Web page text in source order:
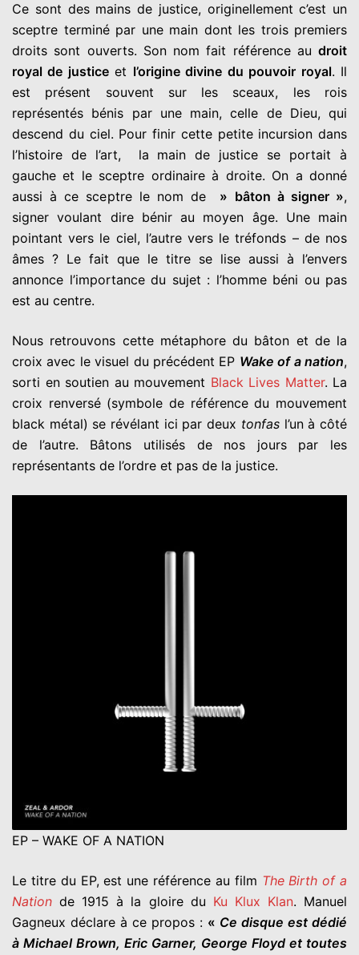
Ce sont des mains de justice, originellement c’est un
sceptre terminé par une main dont les trois premiers
droits sont ouverts. Son nom fait référence au droit
royal de justiceet l’origine divine du pouvoir royal. Il
est présent souvent sur les sceaux, les rois
représentés bénis par une main, celle de Dieu, qui
descend du ciel. Pour finir cette petite incursion dans
l’histoire de l’art, la main de justice se portait à
gauche et le sceptre ordinaire à droite. On a donné
aussi à ce sceptre le nom de
» bâton à signer »,
signer voulant dire bénir au moyen âge. Une main
pointant vers le ciel, l’autre vers le tréfonds – de nos
âmes ? Le fait que le titre se lise aussi à l’envers
annonce l’importance du sujet : l’homme béni ou pas
est au centre.
Nous retrouvons cette métaphore du bâton et de la
croix avec le visuel du précédent EP Wake of a nation,
sorti en soutien au mouvement Black Lives Matter. La
croix renversé (symbole de référence du mouvement
black métal) se révélant ici par deux tonfas l’un à côté
de l’autre. Bâtons utilisés de nos jours par les
représentants de l’ordre et pas de la justice.
EP – WAKE OF A NATION
Le titre du EP, est une référence au film The Birth of a
Nation de 1915 à la gloire du Ku Klux Klan. Manuel
Gagneux déclare à ce propos : « Ce disque est dédié
à Michael Brown, Eric Garner, George Floyd et toutes